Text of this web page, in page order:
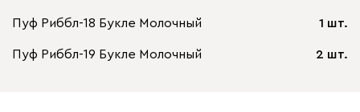
Пуф Риббл-18 Букле Молочный 1 шт.
Пуф Риббл-19 Букле Молочный 2 шт.